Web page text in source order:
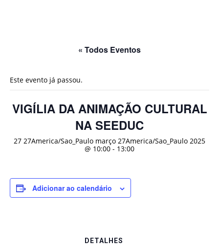
« Todos Eventos
Este evento já passou.
VIGÍLIA DA ANIMAÇÃO CULTURAL
NA SEEDUC
27 27America/Sao_Paulo março 27America/Sao_Paulo 2025
@ 10:00 - 13:00
Adicionar ao calendário
DETALHES